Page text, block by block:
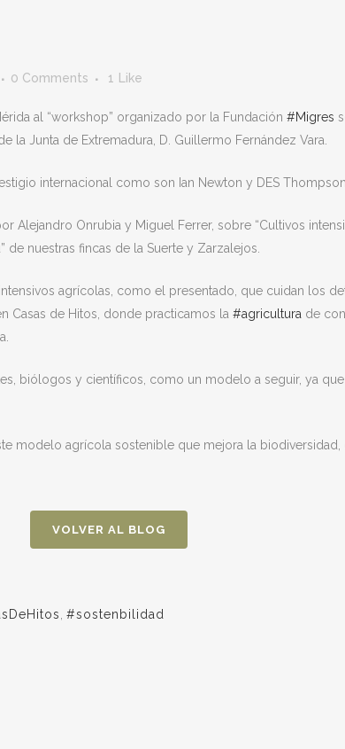
0 Comments 1 Like
al “workshop” organizado por la Fundación #Migres
la Junta de Extremadura, D. Guillermo Fernández Vara.
internacional como son Ian Newton y DES
Alejandro Onrubia y Miguel Ferrer, sobre “Cultivos
de nuestras fincas de la Suerte y Zarzalejos.
agrícolas, como el presentado, que cuidan los
Casas de Hitos, donde practicamos la #agricultura de
biólogos y científicos, como un modelo a seguir, ya
modelo agrícola sostenible que mejora la
VOLVER AL BLOG
#sostenbilidad